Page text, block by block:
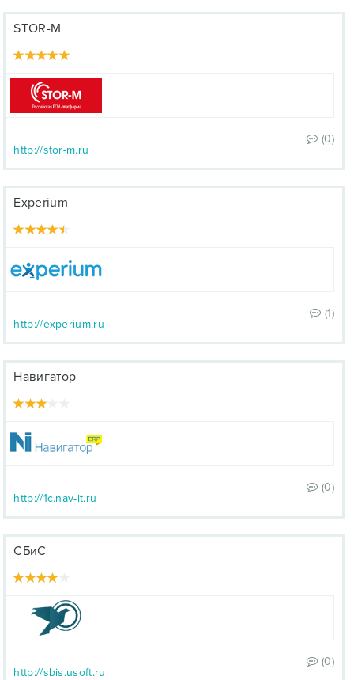
STOR-M
(0)
http://stor-m.ru
Experium
(1)
http://experium.ru
Навигатор
(0)
http://1c.nav-it.ru
СБиС
(0)
http://sbis.usoft.ru